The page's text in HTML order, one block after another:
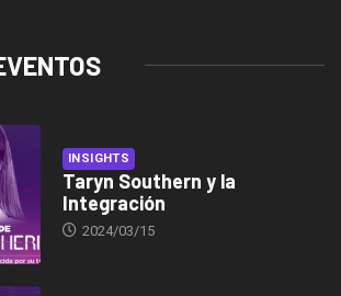
INSIGHTS
Taryn Southern y la
Integración
2024/03/15